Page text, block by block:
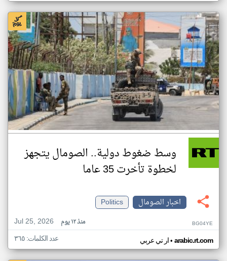
وسط ضغوط دولية.. الصومال يتجهز
لخطوة تأخرت 35 عاما
اخبار الصومال
Politics
Jul 25, 2026
منذ ١٢ يوم BG04YE
ار تي عربي• arabic.rt.com عدد الكلمات: ٣٦٥